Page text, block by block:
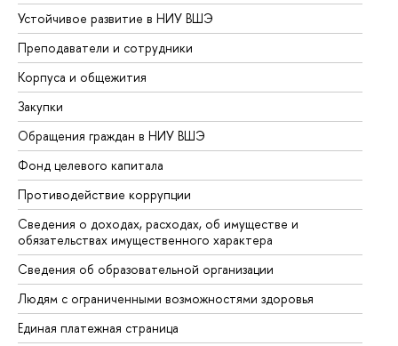
Устойчивое развитие в НИУ ВШЭ
Преподаватели и сотрудники
Корпуса и общежития
Закупки
Обращения граждан в НИУ ВШЭ
Фонд целевого капитала
Противодействие коррупции
Сведения о доходах, расходах, об имуществе и
обязательствах имущественного характера
Сведения об образовательной организации
Людям с ограниченными возможностями здоровья
Единая платежная страница